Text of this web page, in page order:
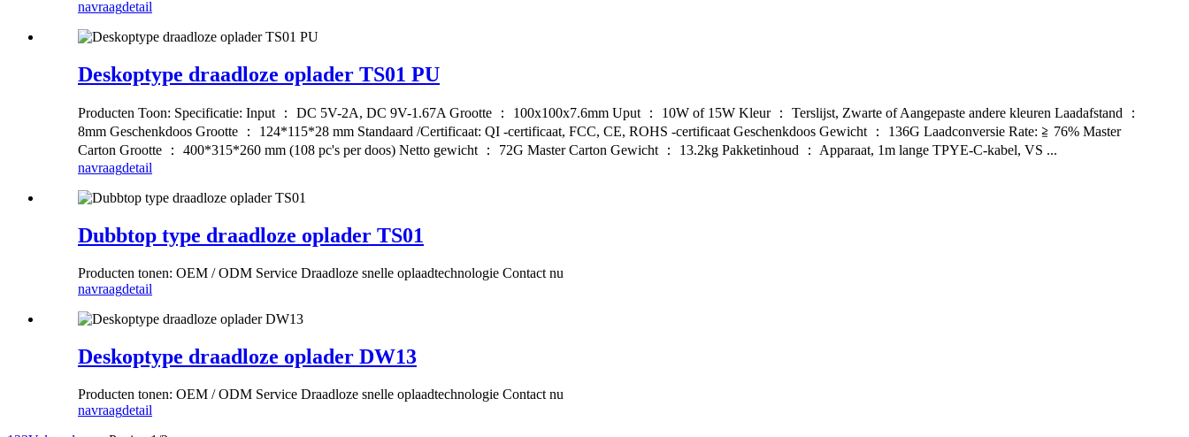
navraagdetail
Deskoptype draadloze oplader TS01 PU
Producten Toon: Specificatie: Input ： DC 5V-2A, DC 9V-1.67A Grootte ： 100x100x7.6mm Uput ： 10W of 15W Kleur ： Terslijst, Zwarte of Aangepaste andere kleuren Laadafstand ：
8mm Geschenkdoos Grootte ： 124*115*28 mm Standaard /Certificaat: QI -certificaat, FCC, CE, ROHS -certificaat Geschenkdoos Gewicht ： 136G Laadconversie Rate: ≧ 76% Master
Carton Grootte ： 400*315*260 mm (108 pc's per doos) Netto gewicht ： 72G Master Carton Gewicht ： 13.2kg Pakketinhoud ： Apparaat, 1m lange TPYE-C-kabel, VS ...
navraagdetail
Dubbtop type draadloze oplader TS01
Producten tonen: OEM / ODM Service Draadloze snelle oplaadtechnologie Contact nu
navraagdetail
Deskoptype draadloze oplader DW13
Producten tonen: OEM / ODM Service Draadloze snelle oplaadtechnologie Contact nu
navraagdetail